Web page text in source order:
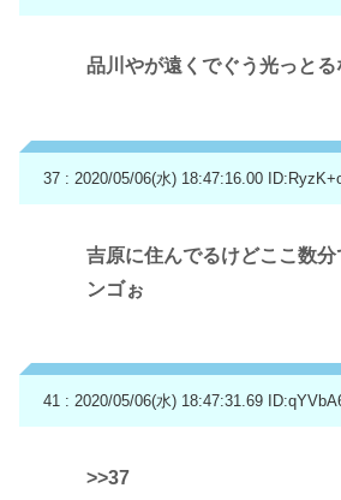
品川やが遠くでぐう光っとる
37 : 2020/05/06(水) 18:47:16.00
吉原に住んでるけどここ数
ンゴぉ
41 : 2020/05/06(水) 18:47:31.69
>>37